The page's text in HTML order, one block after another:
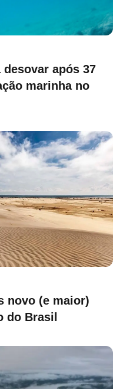
desovar após 37
marinha no
novo (e maior)
do Brasil